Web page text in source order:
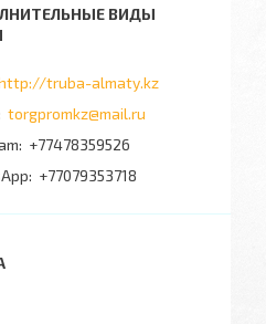
truba-almaty.kz
torgpromkz@mail.ru
+77478359526
+77079353718